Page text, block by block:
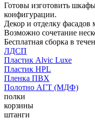
Готовы изготовить
конфигурации.
Декор и отделку
Возможно сочетание
Бесплатная сборка в
ЛДСП
Пластик Alvic Luxe
Пластик HPL
Пленка ПВХ
Полотно АГТ (МДФ)
полки
корзины
штанги